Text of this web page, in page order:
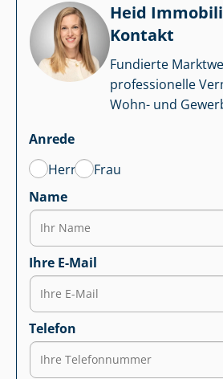
Heid
Kontakt
Fundierte
professionelle
Wohn- und
Anrede
Herr
Frau
Name
Ihre E-Mail
Telefon